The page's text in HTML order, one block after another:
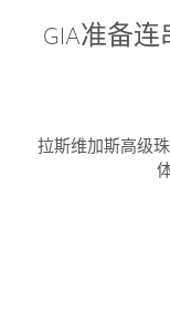
GIA准备
拉斯维加斯高级